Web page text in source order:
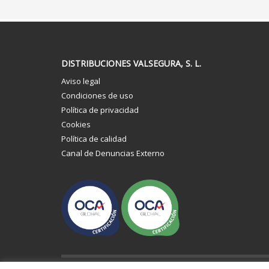
DISTRIBUCIONES VALSEGURA, S. L.
Aviso legal
Condiciones de uso
Política de privacidad
Cookies
Política de calidad
Canal de Denuncias Externo